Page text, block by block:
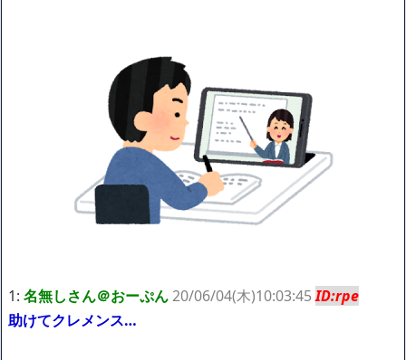
果・・・・・・・・・・・・・・・・・・・
【悲報】ジェネリック医薬品、4割が承認書と異なる製造だった
ことが発覚「衝撃的な数字だ」
【速報】楽天グループ、減損損失約160億円と約700億円の繰延税
【悲報】読売新聞、「避難所の自販機が壊されて窃盗された」と
いうデマ記事をこっそり削除してしまう
SM風俗嬢ワイ、なんでも答えるが質問ある？
【画像】 『GANTZ』の絶望シーン、ここに決まるｗｗｗｗｗ
NEW!
【世論調査】 フジ『Mr.サンデー』「消費税減税に反対が58％で
1: 名無しさん＠おーぷん20/06/04(木)10:03:45ID:rpe
助けてクレメンス…